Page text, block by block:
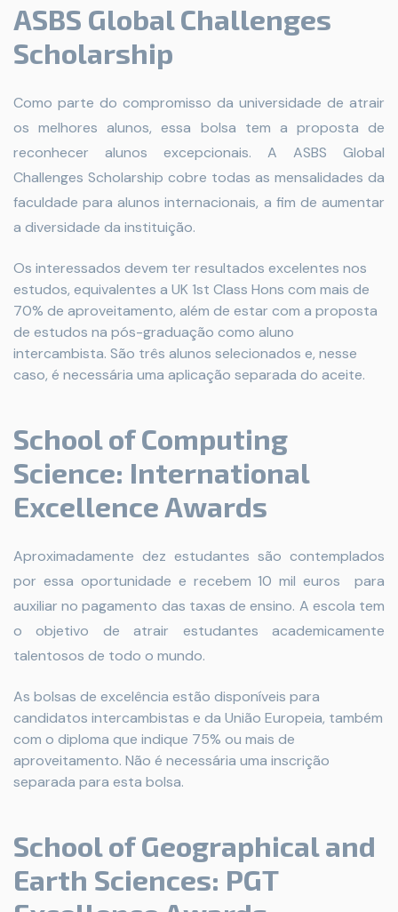
ASBS Global Challenges
Scholarship
Como parte do compromisso da universidade de atrair
os melhores alunos, essa bolsa tem a proposta de
reconhecer alunos excepcionais. A ASBS Global
Challenges Scholarship cobre todas as mensalidades da
faculdade para alunos internacionais, a fim de aumentar
a diversidade da instituição.
Os interessados devem ter resultados excelentes nos
estudos, equivalentes a UK 1st Class Hons com mais de
70% de aproveitamento, além de estar com a proposta
de estudos na pós-graduação como aluno
intercambista. São três alunos selecionados e, nesse
caso, é necessária uma aplicação separada do aceite.
School of Computing
Science: International
Excellence Awards
Aproximadamente dez estudantes são contemplados
por essa oportunidade e recebem 10 mil euros para
auxiliar no pagamento das taxas de ensino. A escola tem
o objetivo de atrair estudantes academicamente
talentosos de todo o mundo.
As bolsas de excelência estão disponíveis para
candidatos intercambistas e da União Europeia, também
com o diploma que indique 75% ou mais de
aproveitamento. Não é necessária uma inscrição
separada para esta bolsa.
School of Geographical and
Earth Sciences: PGT